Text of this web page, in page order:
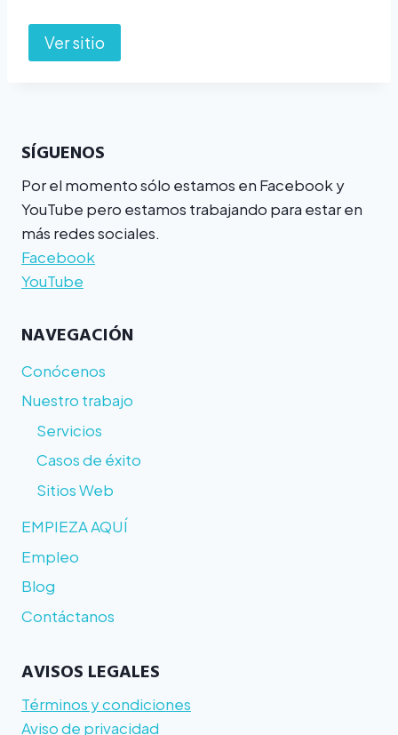
Ver sitio
SÍGUENOS
Por el momento sólo estamos en Facebook y
YouTube pero estamos trabajando para estar en
más redes sociales.
Facebook
YouTube
NAVEGACIÓN
Conócenos
Nuestro trabajo
Servicios
Casos de éxito
Sitios Web
EMPIEZA AQUÍ
Empleo
Blog
Contáctanos
AVISOS LEGALES
Términos y condiciones
Aviso de privacidad